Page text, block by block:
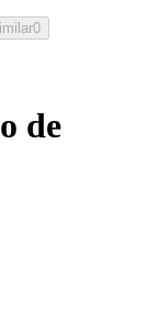
0
de